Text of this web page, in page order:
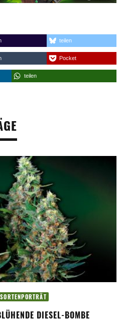
teilen
Pocket
teilen
SORTENPORTRÄT
DIESEL-BOMBE